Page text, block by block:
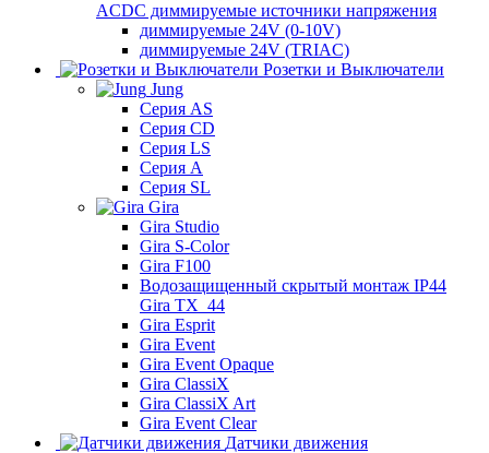
ACDC диммируемые источники напряжения
диммируемые 24V (0-10V)
диммируемые 24V (TRIAC)
Розетки и Выключатели
Jung
Серия AS
Серия CD
Серия LS
Серия A
Серия SL
Gira
Gira Studio
Gira S-Color
Gira F100
Водозащищенный скрытый монтаж IP44
Gira TX_44
Gira Esprit
Gira Event
Gira Event Opaque
Gira ClassiX
Gira ClassiX Art
Gira Event Clear
Датчики движения